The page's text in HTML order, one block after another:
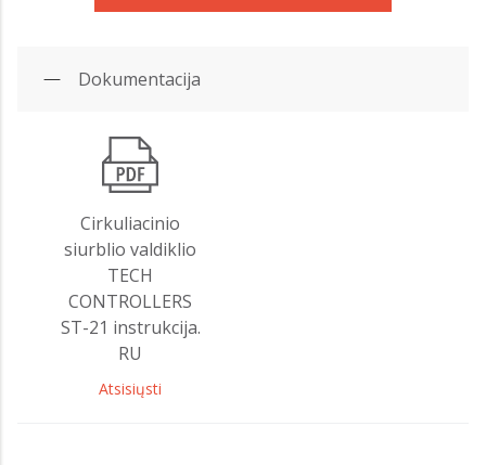
Dokumentacija
Cirkuliacinio
siurblio valdiklio
TECH
CONTROLLERS
ST-21 instrukcija.
RU
Atsisiųsti